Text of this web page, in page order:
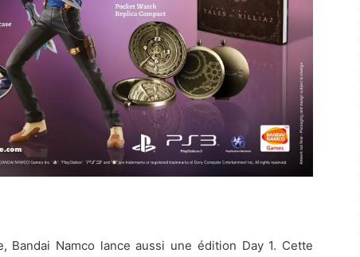
Bandai Namco lance aussi une édition Day 1. Cette